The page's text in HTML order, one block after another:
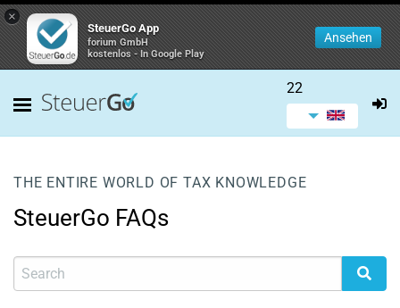
×
SteuerGo App
forium GmbH
kostenlos - In Google Play
Ansehen
22
THE ENTIRE WORLD OF TAX KNOWLEDGE
SteuerGo FAQs